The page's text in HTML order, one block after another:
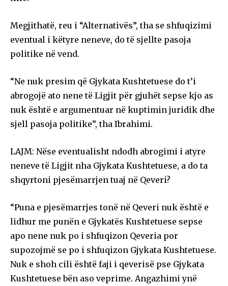
Megjithatë, reu i “Alternativës”, tha se shfuqizimi
eventual i këtyre neneve, do të sjellte pasoja
politike në vend.
“Ne nuk presim që Gjykata Kushtetuese do t’i
abrogojë ato nene të Ligjit për gjuhët sepse kjo as
nuk është e argumentuar në kuptimin juridik dhe
sjell pasoja politike”, tha Ibrahimi.
LAJM: Nëse eventualisht ndodh abrogimi i atyre
neneve të Ligjit nha Gjykata Kushtetuese, a do ta
shqyrtoni pjesëmarrjen tuaj në Qeveri?
“Puna e pjesëmarrjes tonë në Qeveri nuk është e
lidhur me punën e Gjykatës Kushtetuese sepse
apo nene nuk po i shfuqizon Qeveria por
supozojmë se po i shfuqizon Gjykata Kushtetuese.
Nuk e shoh cili është faji i qeverisë pse Gjykata
Kushtetuese bën aso veprime. Angazhimi ynë